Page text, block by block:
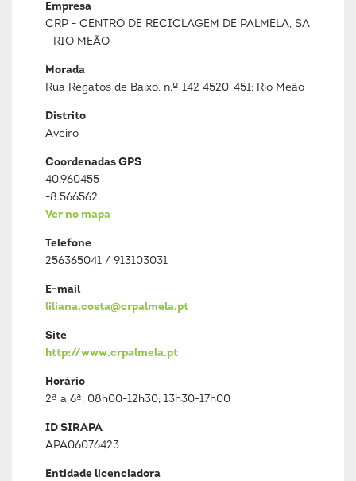
Empresa
CRP - CENTRO DE RECICLAGEM DE PALMELA, SA
- RIO MEÃO
Morada
Rua Regatos de Baixo, n.º 142 4520-451; Rio Meão
Distrito
Aveiro
Coordenadas GPS
40.960455
-8.566562
Ver no mapa
Telefone
256365041 / 913103031
E-mail
liliana.costa@crpalmela.pt
Site
http://www.crpalmela.pt
Horário
2ª a 6ª: 08h00-12h30; 13h30-17h00
ID SIRAPA
APA06076423
Entidade licenciadora